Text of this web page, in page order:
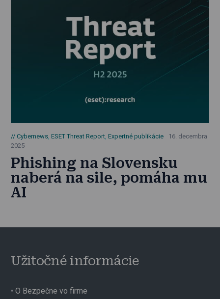
Cybernews ,ESET Threat Report ,Expertné publikácie
16. decembra
2025
Phishing na Slovensku
naberá na sile, pomáha mu
AI
Užitočné informácie
•O Bezpečne vo firme